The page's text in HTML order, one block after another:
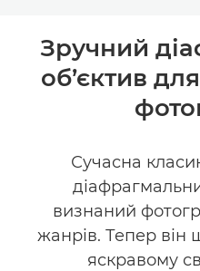
Огляд
Технічні характеристики
Зручний
об’єктив
Сучасна
визнаний
жанрів. Тепер він
яскравому